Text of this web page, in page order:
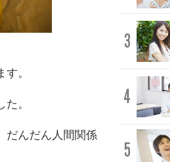
。
。
だんだん人間関係
3
4
5